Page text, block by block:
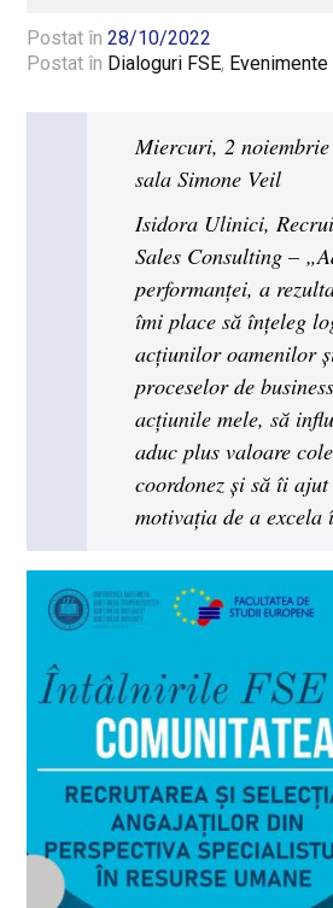
Postat în28/10/2022
Postat în Dialoguri FSE, Evenimente
Miercuri, 2
sala Simone Veil
Isidora Ulinici,
Sales Consulting –
performanței, a
îmi place să înțeleg
acțiunilor oamenilor
proceselor de
acțiunile mele, să
aduc plus valoare
coordonez și să îi ajut
motivația de a excela